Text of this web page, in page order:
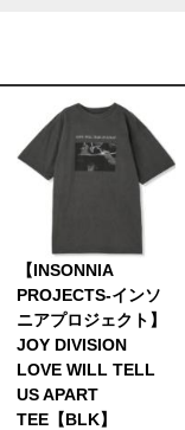
【INSONNIA
PROJECTS-インソ
ニアプロジェクト】
JOY DIVISION
LOVE WILL TELL
US APART
TEE【BLK】